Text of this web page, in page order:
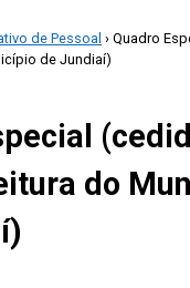
de Pessoal › Quadro
de Jundiaí)
do